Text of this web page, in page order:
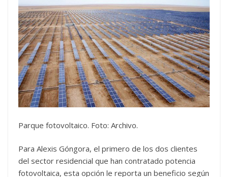
Parque fotovoltaico. Foto: Archivo.
Para Alexis Góngora, el primero de los dos clientes
del sector residencial que han contratado potencia
fotovoltaica, esta opción le reporta un beneficio según